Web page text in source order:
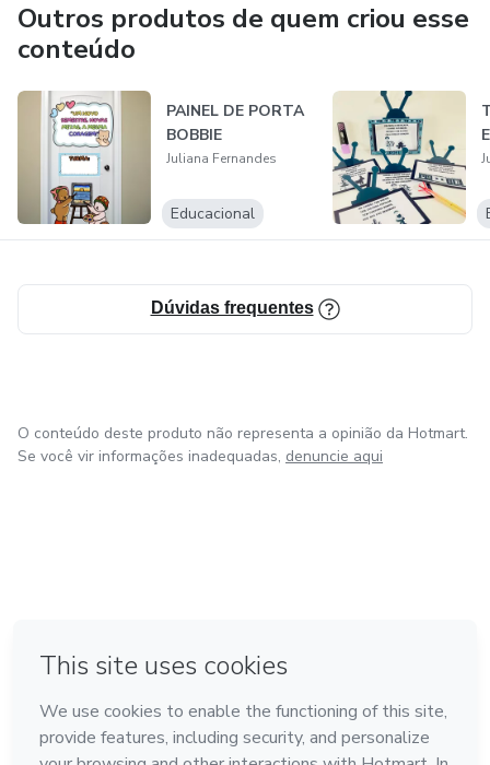
Outros produtos de quem criou esse
conteúdo
PAINEL DE PORTA
BOBBIE
Juliana Fernandes
Educacional
Dúvidas frequentes
O conteúdo deste produto não representa a opinião da Hotmart.
Se você vir informações inadequadas, denuncie aqui
Feito com ❤ em Bogotá